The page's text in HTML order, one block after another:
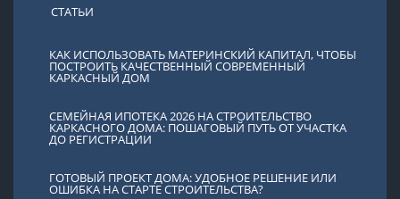
СТАТЬИ
КАК ИСПОЛЬЗОВАТЬ МАТЕРИНСКИЙ КАПИТАЛ, ЧТОБЫ
ПОСТРОИТЬ КАЧЕСТВЕННЫЙ СОВРЕМЕННЫЙ
КАРКАСНЫЙ ДОМ
СЕМЕЙНАЯ ИПОТЕКА 2026 НА СТРОИТЕЛЬСТВО
КАРКАСНОГО ДОМА: ПОШАГОВЫЙ ПУТЬ ОТ УЧАСТКА
ДО РЕГИСТРАЦИИ
ГОТОВЫЙ ПРОЕКТ ДОМА: УДОБНОЕ РЕШЕНИЕ ИЛИ
ОШИБКА НА СТАРТЕ СТРОИТЕЛЬСТВА?